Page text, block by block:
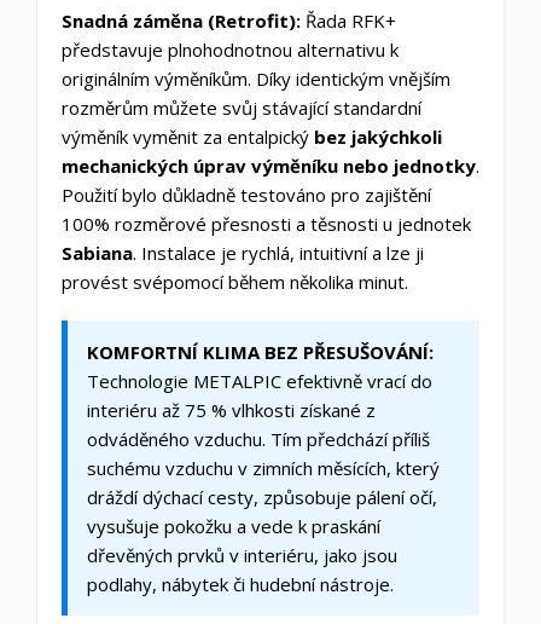
Snadná záměna (Retrofit): Řada RFK+
představuje plnohodnotnou alternativu k
originálním výměníkům. Díky identickým vnějším
rozměrům můžete svůj stávající standardní
výměník vyměnit za entalpický bez jakýchkoli
mechanických úprav výměníku nebo jednotky.
Použití bylo důkladně testováno pro zajištění
100% rozměrové přesnosti a těsnosti u jednotek
Sabiana. Instalace je rychlá, intuitivní a lze ji
provést svépomocí během několika minut.
KOMFORTNÍ KLIMA BEZ PŘESUŠOVÁNÍ:
Technologie METALPIC efektivně vrací do
interiéru až 75 % vlhkosti získané z
odváděného vzduchu. Tím předchází příliš
suchému vzduchu v zimních měsících, který
dráždí dýchací cesty, způsobuje pálení očí,
vysušuje pokožku a vede k praskání
dřevěných prvků v interiéru, jako jsou
podlahy, nábytek či hudební nástroje.